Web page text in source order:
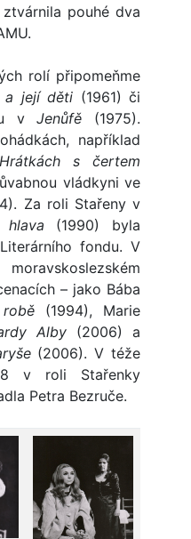
pouhé dva
rolí připomeňme
a její děti (1961) či
vJenůfě (1975).
například
Hrátkách s čertem
vládkyni ve
Za roli Stařeny v
hlava (1990) byla
fondu. V
– jako Bába
(1994), Marie
Alby (2006) a
(2006). V téže
v roli Stařenky
Petra Bezruče.